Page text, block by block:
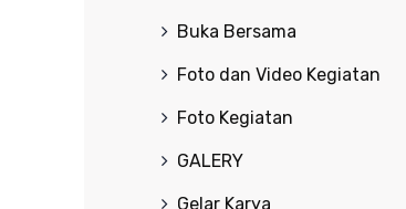
Buka Bersama
Foto dan Video Kegiatan
Foto Kegiatan
GALERY
Gelar Karya